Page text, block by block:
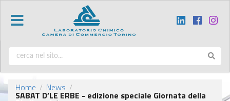
Home / News /
SABAT D’LE ERBE - edizione speciale Giornata della